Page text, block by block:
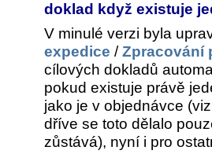
doklad když existuje
V minulé verzi byla
expedice /Zpracování
cílových dokladů
pokud existuje právě
jako je v objednávce
dříve se toto dělalo
zůstává), nyní i pro